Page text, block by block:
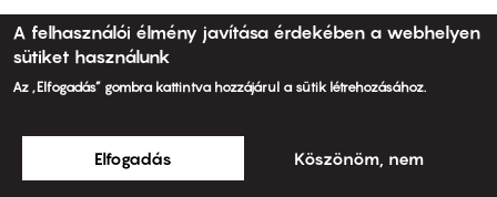
A felhasználói élmény javítása érdekében a webhelyen
sütiket használunk
Az „Elfogadás” gombra kattintva hozzájárul a sütik létrehozásához.
Elfogadás Köszönöm, nem